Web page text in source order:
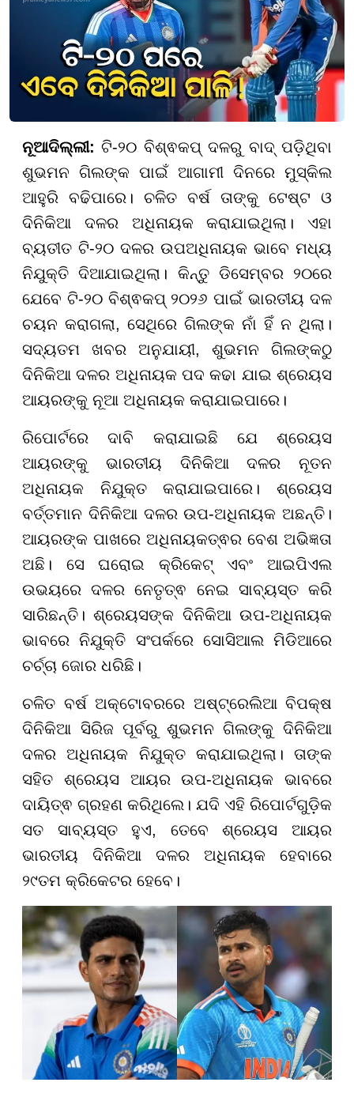
ନୂଆଦିଲ୍ଲୀ: ଟି-୨୦ ବିଶ୍ଵକପ୍ ଦଳରୁ ବାଦ୍ ପଡ଼ିଥିବା
ଶୁଭମନ ଗିଲଙ୍କ ପାଇଁ ଆଗାମୀ ଦିନରେ ମୁସ୍କିଲ
ଆହୁରି ବଢିପାରେ। ଚଳିତ ବର୍ଷ ତାଙ୍କୁ ଟେଷ୍ଟ ଓ
ଦିନିକିଆ ଦଳର ଅଧିନାୟକ କରାଯାଇଥିଲା। ଏହା
ବ୍ୟତୀତ ଟି-୨୦ ଦଳର ଉପଅଧିନାୟକ ଭାବେ ମଧ୍ୟ
ନିଯୁକ୍ତି ଦିଆଯାଇଥିଲା। କିନ୍ତୁ ଡିସେମ୍ବର ୨୦ରେ
ଯେବେ ଟି-୨୦ ବିଶ୍ଵକପ୍ ୨୦୨୬ ପାଇଁ ଭାରତୀୟ ଦଳ
ଚୟନ କରାଗଲା, ସେଥିରେ ଗିଲଙ୍କ ନାଁ ହିଁ ନ ଥିଲା।
ସଦ୍ୟତମ ଖବର ଅନୁଯାୟୀ, ଶୁଭମନ ଗିଲଙ୍କଠୁ
ଦିନିକିଆ ଦଳର ଅଧିନାୟକ ପଦ କଢା ଯାଇ ଶ୍ରେୟସ
ଆୟରଙ୍କୁ ନୂଆ ଅଧିନାୟକ କରାଯାଇପାରେ।
ରିପୋର୍ଟରେ ଦାବି କରାଯାଇଛି ଯେ ଶ୍ରେୟସ
ଆୟରଙ୍କୁ ଭାରତୀୟ ଦିନିକିଆ ଦଳର ନୂତନ
ଅଧିନାୟକ ନିଯୁକ୍ତ କରାଯାଇପାରେ। ଶ୍ରେୟସ
ବର୍ତ୍ତମାନ ଦିନିକିଆ ଦଳର ଉପ-ଅଧିନାୟକ ଅଛନ୍ତି।
ଆୟରଙ୍କ ପାଖରେ ଅଧିନାୟକତ୍ଵର ବେଶ ଅଭିଜ୍ଞତା
ଅଛି। ସେ ଘରୋଇ କ୍ରିକେଟ୍ ଏବଂ ଆଇପିଏଲ
ଉଭୟରେ ଦଳର ନେତୃତ୍ଵ ନେଇ ସାବ୍ୟସ୍ତ କରି
ସାରିଛନ୍ତି। ଶ୍ରେୟସଙ୍କ ଦିନିକିଆ ଉପ-ଅଧିନାୟକ
ଭାବରେ ନିଯୁକ୍ତି ସଂପର୍କରେ ସୋସିଆଲ ମିଡିଆରେ
ଚର୍ଚ୍ଚା ଜୋର ଧରିଛି।
ଚଳିତ ବର୍ଷ ଅକ୍ଟୋବରରେ ଅଷ୍ଟ୍ରେଲିଆ ବିପକ୍ଷ
ଦିନିକିଆ ସିରିଜ ପୂର୍ବରୁ ଶୁଭମନ ଗିଲଙ୍କୁ ଦିନିକିଆ
ଦଳର ଅଧିନାୟକ ନିଯୁକ୍ତ କରାଯାଇଥିଲା। ତାଙ୍କ
ସହିତ ଶ୍ରେୟସ ଆୟର ଉପ-ଅଧିନାୟକ ଭାବରେ
ଦାୟିତ୍ଵ ଗ୍ରହଣ କରିଥିଲେ। ଯଦି ଏହି ରିପୋର୍ଟଗୁଡ଼ିକ
ସତ ସାବ୍ୟସ୍ତ ହୁଏ, ତେବେ ଶ୍ରେୟସ ଆୟର
ଭାରତୀୟ ଦିନିକିଆ ଦଳର ଅଧିନାୟକ ହେବାରେ
୨୯ତମ କ୍ରିକେଟର ହେବେ।